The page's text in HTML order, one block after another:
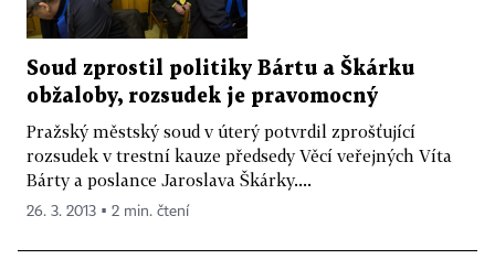
Soud zprostil politiky Bártu a Škárku
obžaloby, rozsudek je pravomocný
Pražský městský soud v úterý potvrdil zprošťující
rozsudek v trestní kauze předsedy Věcí veřejných Víta
Bárty a poslance Jaroslava Škárky....
26. 3. 2013 ▪ 2 min. čtení